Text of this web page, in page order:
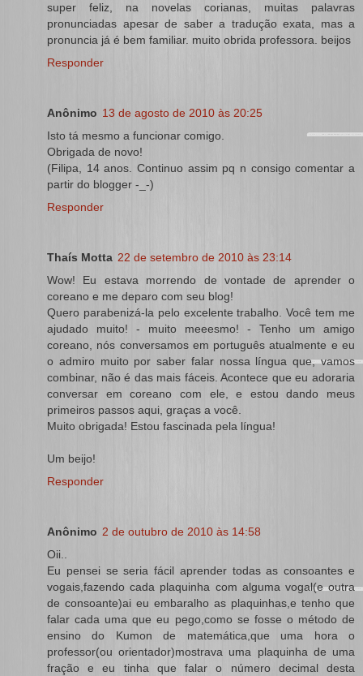
super feliz, na novelas corianas, muitas palavras
pronunciadas apesar de saber a tradução exata, mas a
pronuncia já é bem familiar. muito obrida professora. beijos
Responder
Anônimo 13 de agosto de 2010 às 20:25
Isto tá mesmo a funcionar comigo.
Obrigada de novo!
(Filipa, 14 anos. Continuo assim pq n consigo comentar a
partir do blogger -_-)
Responder
Thaís Motta 22 de setembro de 2010 às 23:14
Wow! Eu estava morrendo de vontade de aprender o
coreano e me deparo com seu blog!
Quero parabenizá-la pelo excelente trabalho. Você tem me
ajudado muito! - muito meeesmo! - Tenho um amigo
coreano, nós conversamos em português atualmente e eu
o admiro muito por saber falar nossa língua que, vamos
combinar, não é das mais fáceis. Acontece que eu adoraria
conversar em coreano com ele, e estou dando meus
primeiros passos aqui, graças a você.
Muito obrigada! Estou fascinada pela língua!
Um beijo!
Responder
Anônimo 2 de outubro de 2010 às 14:58
Oii..
Eu pensei se seria fácil aprender todas as consoantes e
vogais,fazendo cada plaquinha com alguma vogal(e outra
de consoante)ai eu embaralho as plaquinhas,e tenho que
falar cada uma que eu pego,como se fosse o método de
ensino do Kumon de matemática,que uma hora o
professor(ou orientador)mostrava uma plaquinha de uma
fração e eu tinha que falar o número decimal desta